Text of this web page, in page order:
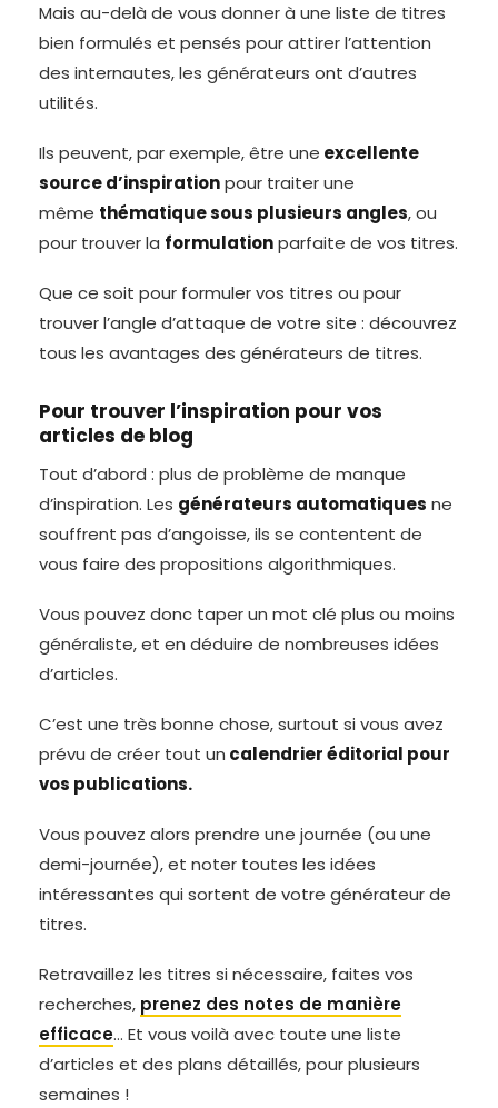
Mais au-delà de vous donner à une liste de titres
bien formulés et pensés pour attirer l’attention
des internautes, les générateurs ont d’autres
utilités.
Ils peuvent, par exemple, être une excellente
source d’inspirationpour traiter une
même thématique sous plusieurs angles, ou
pour trouver la formulationparfaite de vos titres.
Que ce soit pour formuler vos titres ou pour
trouver l’angle d’attaque de votre site : découvrez
tous les avantages des générateurs de titres.
Pour trouver l’inspiration pour vos
articles de blog
Tout d’abord : plus de problème de manque
d’inspiration. Les générateurs automatiques ne
souffrent pas d’angoisse, ils se contentent de
vous faire des propositions algorithmiques.
Vous pouvez donc taper un mot clé plus ou moins
généraliste, et en déduire de nombreuses idées
d’articles.
C’est une très bonne chose, surtout si vous avez
prévu de créer tout un calendrier éditorial pour
vos publications.
Vous pouvez alors prendre une journée (ou une
demi-journée), et noter toutes les idées
intéressantes qui sortent de votre générateur de
titres.
Retravaillez les titres si nécessaire, faites vos
recherches, prenez des notes de manière
efficace… Et vous voilà avec toute une liste
d’articles et des plans détaillés, pour plusieurs
semaines !